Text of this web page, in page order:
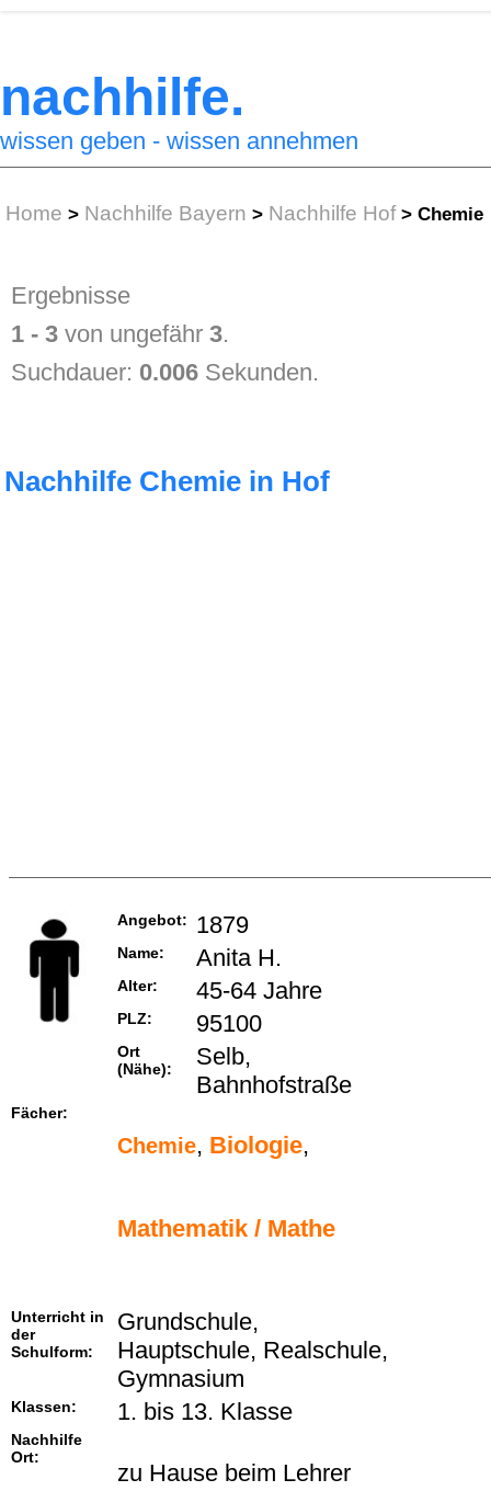
nachhilfe.
wissen geben - wissen annehmen
Home > Nachhilfe Bayern > Nachhilfe Hof > Chemie
Ergebnisse
1 - 3 von ungefähr3.
Suchdauer: 0.006 Sekunden.
Nachhilfe Chemie in Hof
Angebot: 1879
Name: Anita H.
Alter: 45-64 Jahre
PLZ: 95100
Ort
(Nähe):
Selb,
Bahnhofstraße
Fächer:
Chemie, Biologie,
Mathematik / Mathe
Unterricht in
der
Schulform:
Grundschule,
Hauptschule, Realschule,
Gymnasium
Klassen: 1. bis 13. Klasse
Nachhilfe
Ort:
zu Hause beim Lehrer